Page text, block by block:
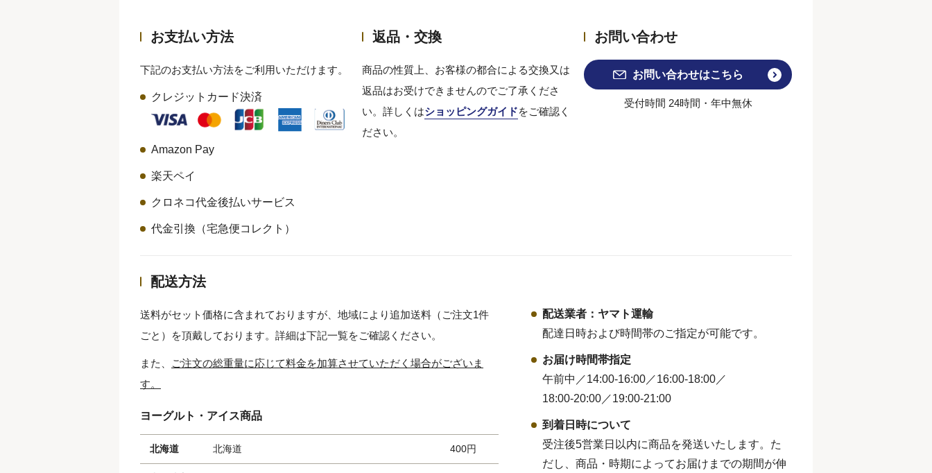
お支払い方法
下記のお支払い方法をご利用いただけます。
クレジットカード決済
Amazon Pay
楽天ペイ
クロネコ代金後払いサービス
代金引換（宅急便コレクト）
返品・交換
商品の性質上、お客様の都合による交換又は
返品はお受けできませんのでご了承くださ
い。詳しくはショッピングガイドをご確認く
ださい。
お問い合わせ
お問い合わせはこちら
受付時間 24時間・年中無休
配送方法
送料がセット価格に含まれておりますが、地域により追加送料（ご注文1件
ごと）を頂戴しております。詳細は下記一覧をご確認ください。
また、
ご注文の総重量に応じて料金を加算させていただく場合がございま
す。
ヨーグルト・アイス商品
北海道 北海道 400円
配送業者：ヤマト運輸
配達日時および時間帯のご指定が可能です。
お届け時間帯指定
午前中／14:00-16:00／16:00-18:00／
18:00-20:00／19:00-21:00
到着日時について
受注後5営業日以内に商品を発送いたします。た
だし、商品・時期によってお届けまでの期間が伸